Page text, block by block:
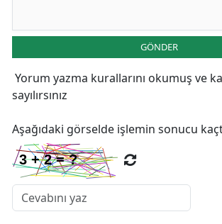
GÖNDER
Yorum yazma kurallarını okumuş ve
sayılırsınız
Aşağıdaki görselde işlemin sonucu